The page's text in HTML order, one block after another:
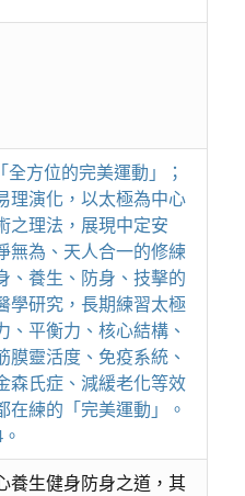
全方位的完美運動」；
理演化，以太極為中心
之理法，展現中定安
無為、天人合一的修練
、養生、防身、技擊的
學研究，長期練習太極
、平衡力、核心結構、
膜靈活度、免疫系統、
森氏症、減緩老化等效
在練的「完美運動」。
養生健身防身之道，其